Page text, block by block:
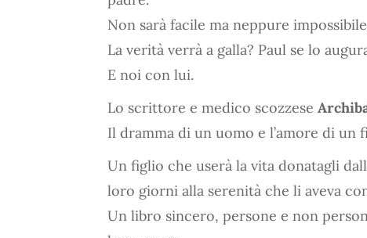
Non sarà facile ma neppure
La verità verrà a galla? Paul se lo
E noi con lui.
Lo scrittore e medico scozzese
Il dramma di un uomo e l’amore di
Un figlio che userà la vita donatagli
loro giorni alla serenità che li aveva
Un libro sincero, persone e non